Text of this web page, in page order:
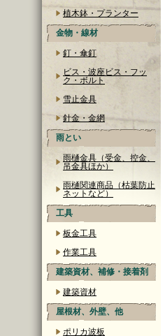
植木鉢・プランター
金物・線材
釘・傘釘
ビス・波座ビス・フッ
ク・ボルト
雪止金具
針金・金網
雨とい
雨樋金具（受金、控金、
吊金具ほか）
雨樋関連商品（枯葉防止
ネットなど）
工具
板金工具
作業工具
建築資材、補修・接着剤
建築資材
屋根材、外壁、他
ポリカ波板